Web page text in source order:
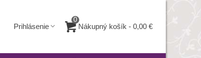
Prihlásenie
0
Nákupný košík - 0,00 €